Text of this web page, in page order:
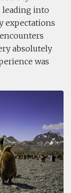
leading into
expectations
absolutely
was